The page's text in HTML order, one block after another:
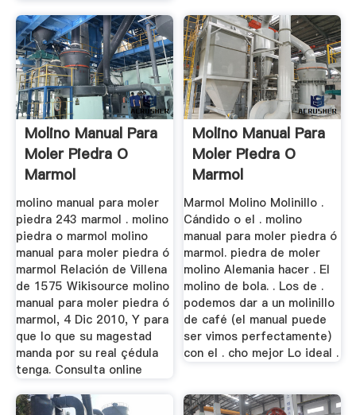
Molino Manual Para
Moler Piedra O
Marmol
molino manual para moler
piedra 243 marmol . molino
piedra o marmol molino
manual para moler piedra ó
marmol Relación de Villena
de 1575 Wikisource molino
manual para moler piedra ó
marmol, 4 Dic 2010, Y para
que lo que su magestad
manda por su real çédula
tenga. Consulta online
Molino Manual Para
Moler Piedra O
Marmol
Marmol Molino Molinillo .
Cándido o el . molino
manual para moler piedra ó
marmol. piedra de moler
molino Alemania hacer . El
molino de bola. . Los de .
podemos dar a un molinillo
de café (el manual puede
ser vimos perfectamente)
con el . cho mejor Lo ideal .